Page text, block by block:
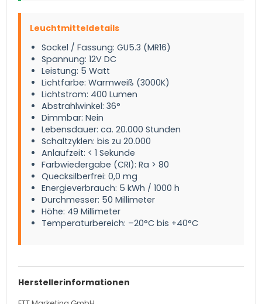
Leuchtmitteldetails
Sockel / Fassung: GU5.3 (MR16)
Spannung: 12V DC
Leistung: 5 Watt
Lichtfarbe: Warmweiß (3000K)
Lichtstrom: 400 Lumen
Abstrahlwinkel: 36°
Dimmbar: Nein
Lebensdauer: ca. 20.000 Stunden
Schaltzyklen: bis zu 20.000
Anlaufzeit: < 1 Sekunde
Farbwiedergabe (CRI): Ra > 80
Quecksilberfrei: 0,0 mg
Energieverbrauch: 5 kWh / 1000 h
Durchmesser: 50 Millimeter
Höhe: 49 Millimeter
Temperaturbereich: –20°C bis +40°C
Herstellerinformationen